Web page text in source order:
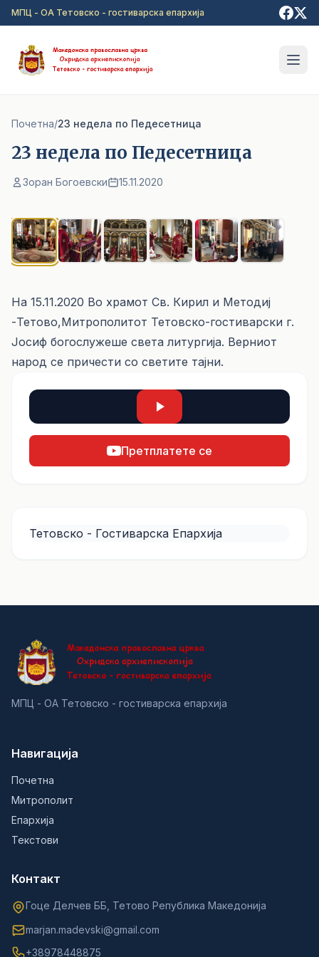
Прејди на главна содржина
МПЦ - ОА Тетовско - гостиварска епархија
Почетна/23 недела по Педесетница
23 недела по Педесетница
Зоран Богоевски 15.11.2020
На 15.11.2020 Во храмот Св. Кирил и Методиј
-Тетово,Митрополитот Тетовско-гостиварски г.
Јосиф богослужеше света литургија. Верниот
народ се причести со светите тајни.
Претплатете се
Тетовско - Гостиварска Епархија
МПЦ - ОА Тетовско - гостиварска епархија
Навигација
Почетна
Митрополит
Епархија
Текстови
Контакт
Гоце Делчев ББ, Тетово Република Македонија
marjan.madevski@gmail.com
+38978448875